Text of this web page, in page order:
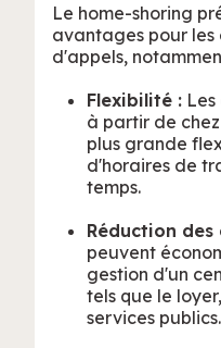
Le home-shoring
avantages pour les
d'appels,
Flexibilité :
à partir de
plus grande
d'horaires de
temps.
Réduction des
peuvent
gestion d'un
tels que le
services publics.